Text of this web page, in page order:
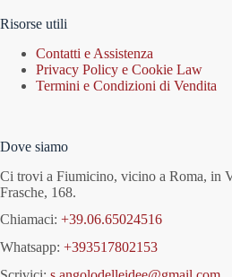
Risorse utili
Contatti e Assistenza
Privacy Policy e Cookie Law
Termini e Condizioni di Vendita
Dove siamo
Ci trovi a Fiumicino, vicino a Roma, in
Frasche, 168.
Chiamaci: +39.06.65024516
Whatsapp: +393517802153